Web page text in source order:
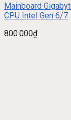
Mainboard
CPU Intel Gen 6/7
800.000₫